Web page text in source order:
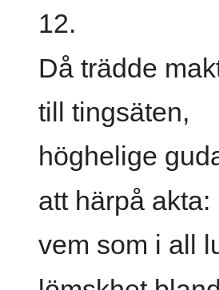
12.
Då trädde
till tingsäten,
höghelige
att härpå akta:
vem som i all